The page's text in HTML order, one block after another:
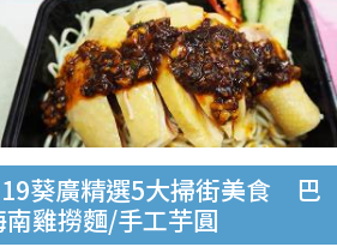
葵廣精選5大掃街美食 巴
雞撈麵/手工芋圓